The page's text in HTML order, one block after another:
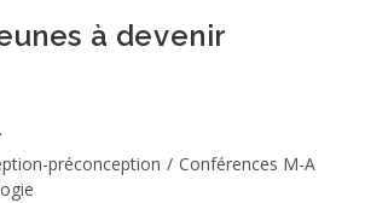
Grossesseà devenir
préconception / Conférences M-A